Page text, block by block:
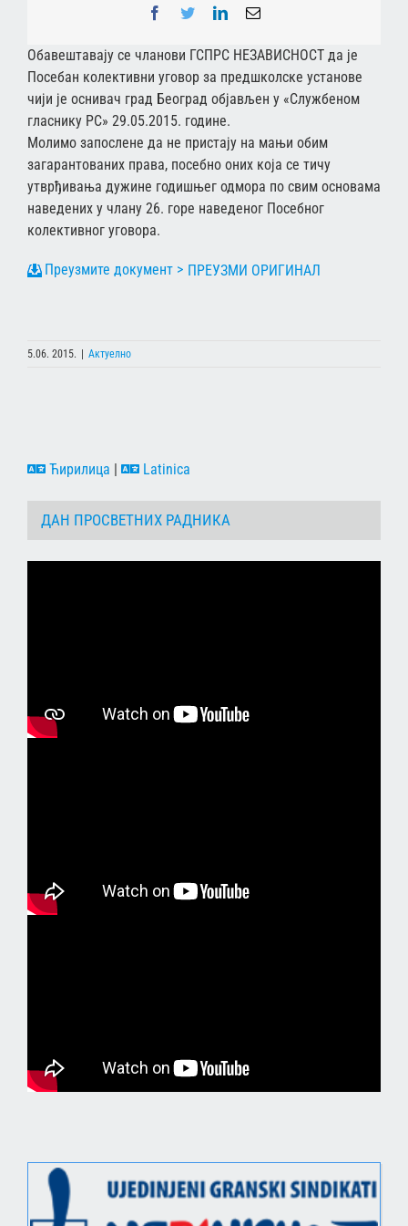
Facebook
TwitterLinkedInEmail
Обавештавају се чланови ГСПРС НЕЗАВИСНОСТ да је
Посебан колективни уговор за предшколске установе
чији је оснивач град Београд објављен у «Службеном
гласнику РС» 29.05.2015. године.
Молимо запослене да не пристају на мањи обим
загарантованих права, посебно оних која се тичу
утврђивања дужине годишњег одмора по свим основама
наведених у члану 26. горе наведеног Посебног
колективног уговора.
ПРЕУЗМИ ОРИГИНАЛ
5.06. 2015. | Актуелно
Ћирилица | Latinica
ДАН ПРОСВЕТНИХ РАДНИКА